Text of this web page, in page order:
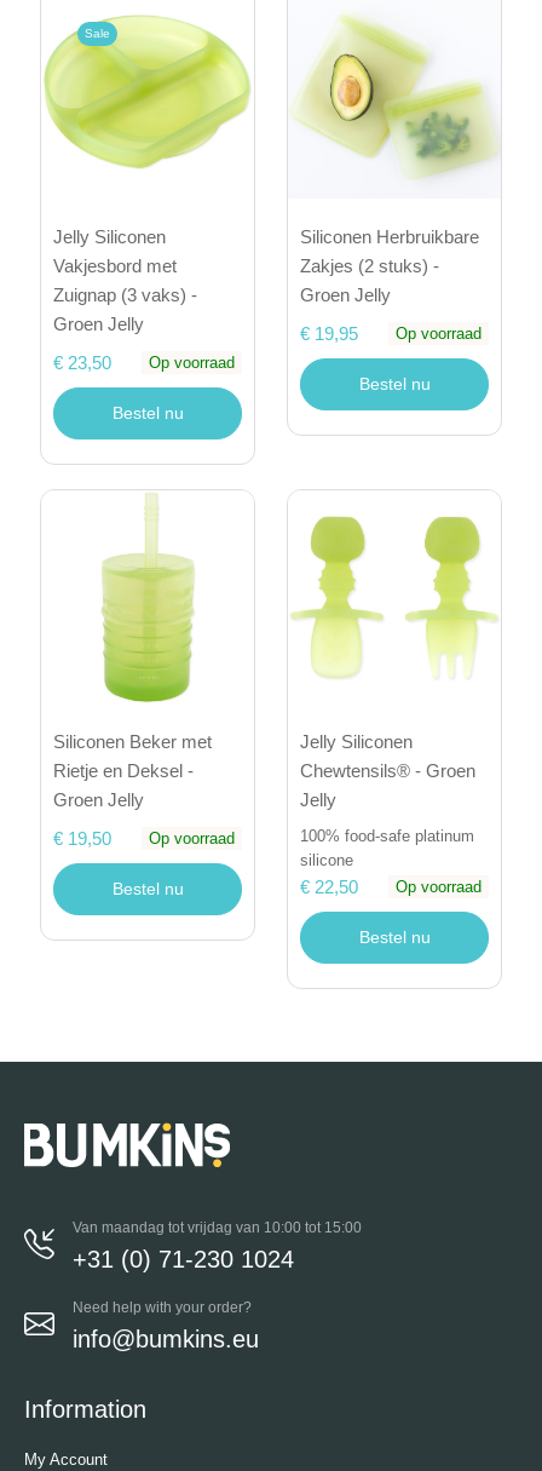
Sale
Jelly Siliconen
Vakjesbord met
Zuignap (3 vaks) -
Groen Jelly
€ 23,50
Op voorraad
Bestel nu
Siliconen Herbruikbare
Zakjes (2 stuks) -
Groen Jelly
€ 19,95
Op voorraad
Bestel nu
Siliconen Beker met
Rietje en Deksel -
Groen Jelly
€ 19,50
Op voorraad
Bestel nu
Jelly Siliconen
Chewtensils® - Groen
Jelly
100% food-safe platinum
silicone
€ 22,50 Op voorraad
Bestel nu
Van maandag tot vrijdag van 10:00 tot 15:00
+31 (0) 71-230 1024
Need help with your order?
info@bumkins.eu
Information
My Account